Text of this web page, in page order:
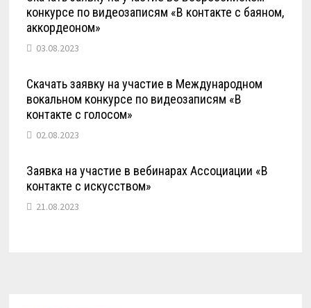
конкурсе по видеозаписям «В контакте с баяном,
аккордеоном»
03.08.2023
Скачать заявку на участие в Международном
вокальном конкурсе по видеозаписям «В
контакте с голосом»
02.08.2023
Заявка на участие в вебинарах Ассоциации «В
контакте с искусством»
21.08.2023